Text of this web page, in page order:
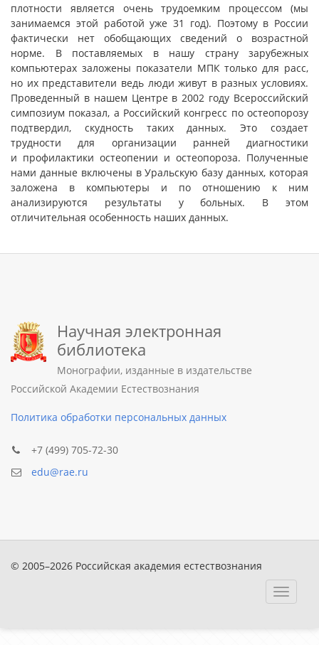
плотности является очень трудоемким процессом (мы
занимаемся этой работой уже 31 год). Поэтому в России
фактически нет обобщающих сведений о возрастной
норме. В поставляемых в нашу страну зарубежных
компьютерах заложены показатели МПК только для расс,
но их представители ведь люди живут в разных условиях.
Проведенный в нашем Центре в 2002 году Всероссийский
симпозиум показал, а Российский конгресс по остеопорозу
подтвердил, скудность таких данных. Это создает
трудности для организации ранней диагностики
и профилактики остеопении и остеопороза. Полученные
нами данные включены в Уральскую базу данных, которая
заложена в компьютеры и по отношению к ним
анализируются результаты у больных. В этом
отличительная особенность наших данных.
Научная электронная
библиотека
Монографии, изданные в издательстве
Российской Академии Естествознания
Политика обработки персональных данных
+7 (499) 705-72-30
edu@rae.ru
© 2005–2026 Российская академия естествознания
Toggle